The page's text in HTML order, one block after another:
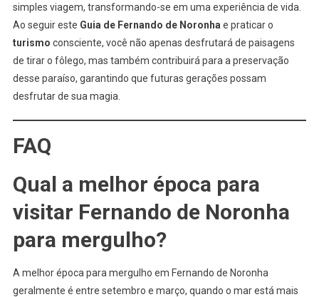
simples viagem, transformando-se em uma experiência de vida.
Ao seguir este Guia de Fernando de Noronha e praticar o
turismo consciente, você não apenas desfrutará de paisagens
de tirar o fôlego, mas também contribuirá para a preservação
desse paraíso, garantindo que futuras gerações possam
desfrutar de sua magia.
FAQ
Qual a melhor época para
visitar Fernando de Noronha
para mergulho?
A melhor época para mergulho em Fernando de Noronha
geralmente é entre setembro e março, quando o mar está mais